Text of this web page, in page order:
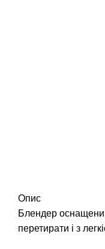
Опис
Блендер
перетирати і з